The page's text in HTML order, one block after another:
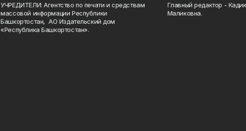
УЧРЕДИТЕЛИ: Агентство по печати и средствам
массовой информации Республики
Башкортостан, АО Издательский дом
«Республика Башкортостан».
Главный редактор -
Маликовна.